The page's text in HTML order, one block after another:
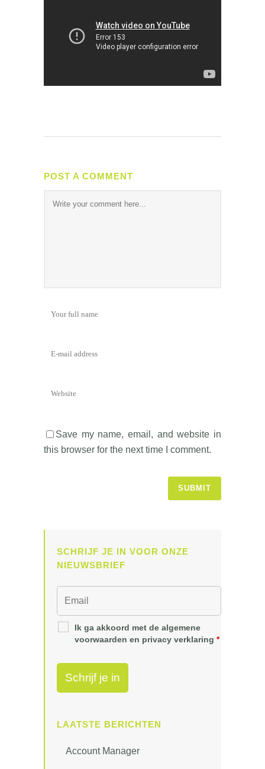
POST A COMMENT
Save my name, email, and website in
this browser for the next time I comment.
SCHRIJF JE IN VOOR ONZE
NIEUWSBRIEF
Ik ga akkoord met de algemene
voorwaarden en privacy verklaring *
LAATSTE BERICHTEN
Account Manager